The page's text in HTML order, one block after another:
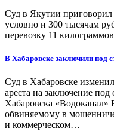
Суд в Якутии
условно и 300 тысячам
перевозку 11
В Хабаровске заключили под
Суд в Хабаровске
ареста на заключение
Хабаровска «Водоканал»
обвиняемому в
и коммерческом…